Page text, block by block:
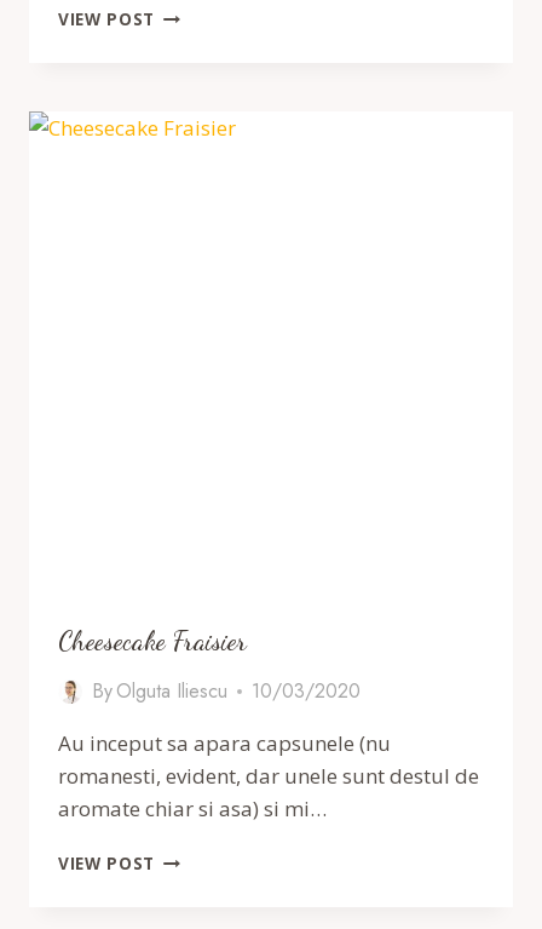
VIEW POST TORT
NEAGRA
Cheesecake Fraisier
ByOlguta Iliescu
10/03/2020
Au inceput sa apara capsunele (nu
romanesti, evident, dar unele sunt destul de
aromate chiar si asa) si mi…
VIEW POST CHEESECAKE